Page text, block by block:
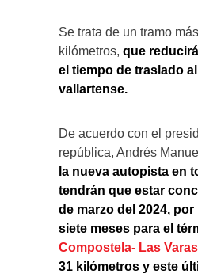
Se trata de un tramo
kilómetros, que
el tiempo de traslado
vallartense.
De acuerdo con el
república, Andrés
la nueva autopista en
tendrán que estar
de marzo del 2024,
siete meses para el
Compostela- Las Varas
31 kilómetros y este